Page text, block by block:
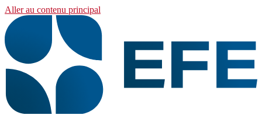
Aller au contenu principal